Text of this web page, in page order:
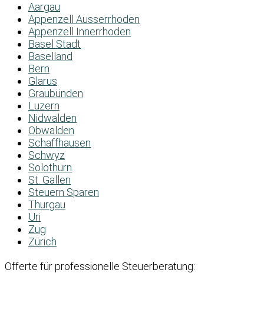
Aargau
Appenzell Ausserrhoden
Appenzell Innerrhoden
Basel Stadt
Baselland
Bern
Glarus
Graubünden
Luzern
Nidwalden
Obwalden
Schaffhausen
Schwyz
Solothurn
St. Gallen
Steuern Sparen
Thurgau
Uri
Zug
Zürich
Offerte für professionelle Steuerberatung: